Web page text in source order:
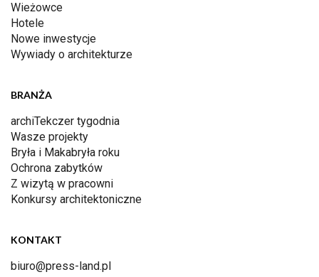
Wieżowce
Hotele
Nowe inwestycje
Wywiady o architekturze
BRANŻA
archiTekczer tygodnia
Wasze projekty
Bryła i Makabryła roku
Ochrona zabytków
Z wizytą w pracowni
Konkursy architektoniczne
KONTAKT
biuro@press-land.pl